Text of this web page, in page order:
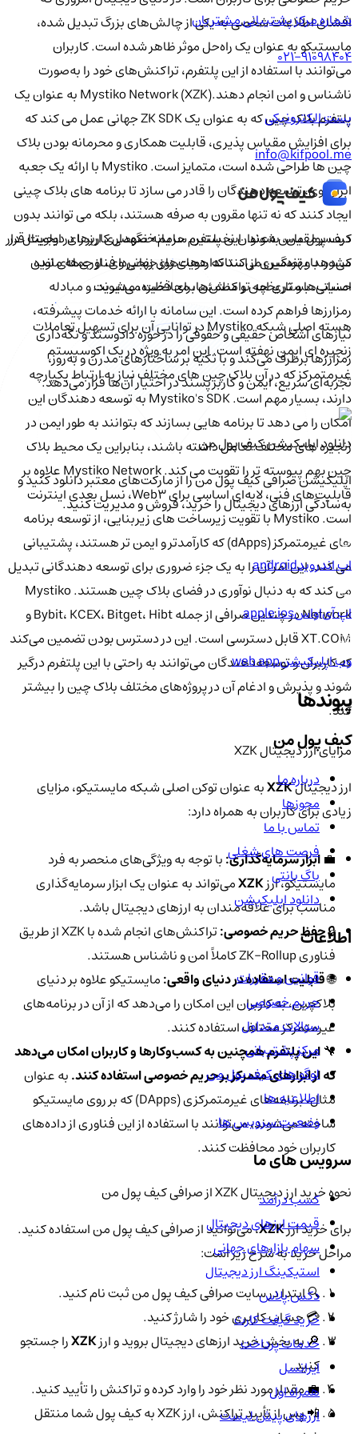
افشای اطلاعات شخصی به یکی از چالش‌های بزرگ تبدیل شده،
مایستیکو به عنوان یک راه‌حل موثر ظاهر شده است. کاربران
می‌توانند با استفاده از این پلتفرم، تراکنش‌های خود را به‌صورت
ناشناس و امن انجام دهند.Mystiko Network (XZK) به عنوان یک
پلتفرم بلاک چین که به عنوان یک ZK SDK جهانی عمل می کند که
برای افزایش مقیاس پذیری، قابلیت همکاری و محرمانه بودن بلاک
چین ها طراحی شده است، متمایز است. Mystiko با ارائه یک جعبه
ابزار قوی، توسعه دهندگان را قادر می سازد تا برنامه های بلاک چینی
ایجاد کنند که نه تنها مقرون به صرفه هستند، بلکه می توانند بدون
دردسر مقیاس شوند. این پلتفرم حریم خصوصی کاربر را در اولویت قرار
می‌دهد و تضمین می‌کند که هویت‌های زنجیره‌ای، از جمله مانده
حساب‌ها و تاریخچه تراکنش‌ها، محافظت می‌شوند.
هسته اصلی شبکه Mystiko در توانایی آن برای تسهیل تعاملات
زنجیره ای ایمن نهفته است. این امر به ویژه در یک اکوسیستم
غیرمتمرکز که در آن بلاک چین های مختلف نیاز به ارتباط یکپارچه
دارند، بسیار مهم است. Mystiko's SDK به توسعه دهندگان این
امکان را می دهد تا برنامه هایی بسازند که بتوانند به طور ایمن در
زنجیره های مختلف تعامل داشته باشند، بنابراین یک محیط بلاک
چین بهم پیوسته تر را تقویت می کند. Mystiko Network علاوه بر
قابلیت‌های فنی، لایه‌ای اساسی برای Web3، نسل بعدی اینترنت
است. Mystiko با تقویت زیرساخت های زیربنایی، از توسعه برنامه
های غیرمتمرکز (dApps) که کارآمدتر و ایمن تر هستند، پشتیبانی
می کند. این امر آن را به یک جزء ضروری برای توسعه دهندگانی تبدیل
می کند که به دنبال نوآوری در فضای بلاک چین هستند. Mystiko
Network در چندین صرافی از جمله Bybit، KCEX، Bitget، Hibt و
XT.COM قابل دسترسی است. این در دسترس بودن تضمین می‌کند
که کاربران و توسعه‌دهندگان می‌توانند به راحتی با این پلتفرم درگیر
شوند و پذیرش و ادغام آن در پروژه‌های مختلف بلاک چین را بیشتر
کند.
مزایای ارز دیجیتال XZK
ارز دیجیتالXZKبه عنوان توکن اصلی شبکه مایستیکو، مزایای
زیادی برای کاربران به همراه دارد:
💼ابزار سرمایه‌گذاری:با توجه به ویژگی‌های منحصر به فرد
مایستیکو، ارزXZKمی‌تواند به عنوان یک ابزار سرمایه‌گذاری
مناسب برای علاقه‌مندان به ارزهای دیجیتال باشد.
🔒حفظ حریم خصوصی:
تراکنش‌های انجام شده با XZK از طریق
فناوری ZK-Rollup کاملاً امن و ناشناس هستند.
🌐قابلیت استفاده در دنیای واقعی:مایستیکو علاوه بر دنیای
بلاکچین، به کاربران این امکان را می‌دهد که از آن در برنامه‌های
غیرمتمرکز مختلف استفاده کنند.
🔧این پلتفرم همچنین به کسب‌وکارها و کاربران امکان می‌دهد
که از ابزارهای متمرکز بر حریم خصوصی استفاده کنند.به عنوان
مثال، برنامه‌های غیرمتمرکزی (DApps) که بر روی مایستیکو
ساخته می‌شوند، می‌توانند با استفاده از این فناوری از داده‌های
کاربران خود محافظت کنند.
نحوه خرید ارز دیجیتال XZK از صرافی کیف پول من
برای خرید ارزXZK، می‌توانید از صرافی کیف پول من استفاده کنید.
مراحل خرید به شرح زیر است:
🔍 ابتدا در سایت صرافی کیف پول من ثبت نام کنید.
💳 حساب کاربری خود را شارژ کنید.
🔎 به بخش خرید ارزهای دیجیتال بروید و ارزXZKرا جستجو
کنید.
💼 مقدار مورد نظر خود را وارد کرده و تراکنش را تأیید کنید.
📲 پس از تأیید تراکنش، ارز XZK به کیف پول شما منتقل
شماره مرکز پشتیبانی مشتریان
021-91098404
پست الکترونیکی
info@kifpool.me
کیف‌ پول من، به‌عنوان نخستین سامانه نگهداری ارزهای دیجیتال در
کشور، با بهره‌گیری از استانداردهای روز جهانی و فناوری‌های نوین
امنیتی، بستری امن و مطمئن برای ذخیره، مدیریت و مبادله
رمزارزها فراهم کرده است. این سامانه با ارائه خدمات پیشرفته،
نیازهای اشخاص حقیقی و حقوقی را در حوزه دادوستد و نگه‌داری
رمزارزها برطرف می‌کند و با تکیه بر ساختارهای مدرن و به‌روز،
تجربه‌ای سریع، ایمن و کاربرپسند در اختیار آن‌ها قرار می‌دهد.
دانلود اپلیکیشن کیف‌ پول من
اپلیکیشن صرافی کیف پول من را از مارکت‌های معتبر دانلود کنید و
به‌سادگی ارزهای دیجیتال را خرید، فروش و مدیریت کنید.
اپ اندرویدandroid
اپ آی‌او‌اسapple ios
وب اپلیکیشنweb app
پیوندها
کیف پول من
درباره ما
مجوزها
تماس با ما
فرصت های شغلی
باگ بانتی
دانلود اپلیکیشن
اطلاعات
قوانین و مقررات
حریم خصوصی
سوالات متداول
مرکز پشتیبانی
لوگو های کیف پول من
اطلاعیه ها
وضعیت سرویس ها
سرویس های ما
کسب درآمد
قیمت ارزهای دیجیتال
سهام بازارهای جهانی
استیکینگ ارز دیجیتال
دکس پلاس
خرید گیفت کارت
خدمات پرداخت
ایرانسل
همراه اول
ارزهای پیش لیست